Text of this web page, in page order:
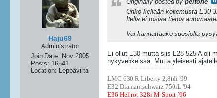
Haju69
Administrator
Join Date: Nov 2005
Posts: 16541
Location: Leppävirta
Originally posted by peltone
Onko kellään kokemusta E30
Itellä ei tosiaa tietoa
Vai kannattaako suosiolla
Ei ollut E30 mutta siis E28 525iA oli
nykyvehkeissä. Mutta yleisesti
LMC 630 R Liberty 2,8tdi '99
E32 Diamantschwarz 750iL '94
E36 Hellrot 328i M-Sport ´96